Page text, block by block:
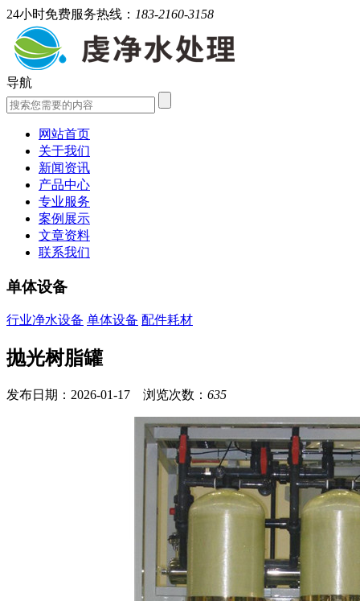
24小时免费服务热线： 183-2160-3158
导航
网站首页
关于我们
新闻资讯
产品中心
专业服务
案例展示
文章资料
联系我们
单体设备
行业净水设备 单体设备 配件耗材
抛光树脂罐
发布日期：2026-01-17 浏览次数： 635